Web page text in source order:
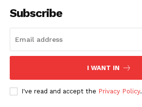
Subscribe
I WANT IN
I've read and accept the Privacy Policy.